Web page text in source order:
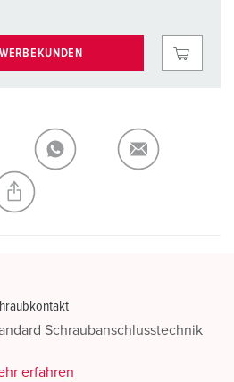
Schraubanschlusstechnik
erfahren